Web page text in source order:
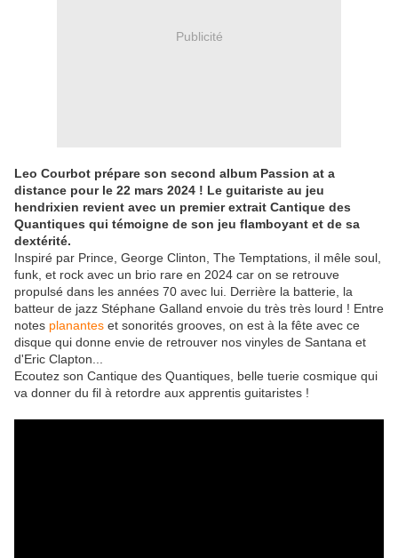
Publicité
Leo Courbot prépare son second album Passion at a
distance pour le 22 mars 2024 ! Le guitariste au jeu
hendrixien revient avec un premier extrait Cantique des
Quantiques qui témoigne de son jeu flamboyant et de sa
dextérité.
Inspiré par Prince, George Clinton, The Temptations, il mêle soul,
funk, et rock avec un brio rare en 2024 car on se retrouve
propulsé dans les années 70 avec lui. Derrière la batterie, la
batteur de jazz Stéphane Galland envoie du très très lourd ! Entre
notes planantes et sonorités grooves, on est à la fête avec ce
disque qui donne envie de retrouver nos vinyles de Santana et
d'Eric Clapton...
Ecoutez son Cantique des Quantiques, belle tuerie cosmique qui
va donner du fil à retordre aux apprentis guitaristes !